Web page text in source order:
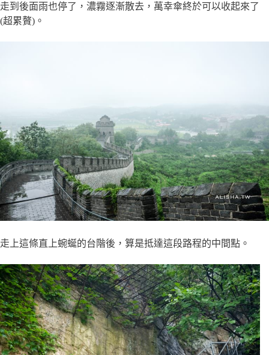
走到後面雨也停了，濃霧逐漸散去，萬幸傘終於可以收起來了
(超累贅)。
走上這條直上蜿蜒的台階後，算是抵達這段路程的中間點。